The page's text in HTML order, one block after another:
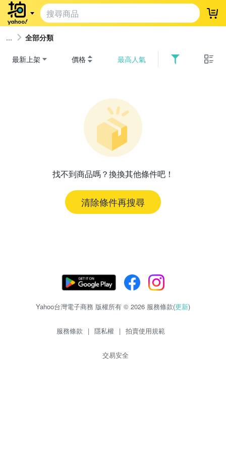
登
全部分類
最新上架 價格 最高人氣
找不到商品嗎？換換其他條件吧！
清除條件再搜尋
Yahoo台灣電子商務 版權所有 © 2026 服務條款(更新)
服務條款 | 隱私權 | 拍賣使用規範
交易安全